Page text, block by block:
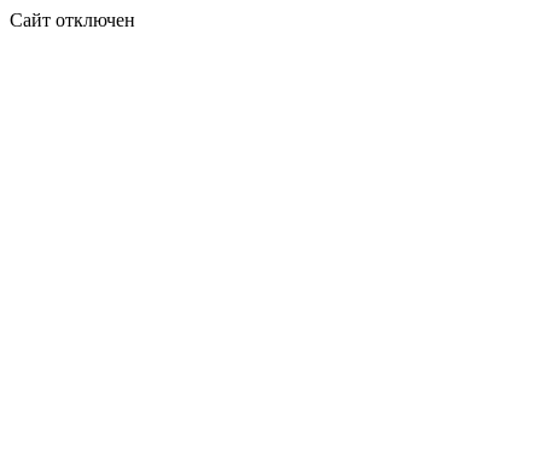
Сайт отключен